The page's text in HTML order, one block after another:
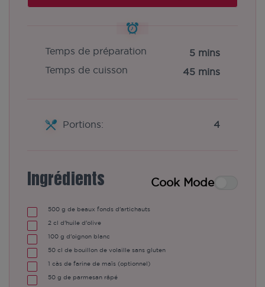
Temps de préparation
5 mins
Temps de cuisson
45 mins
Portions: 4
Ingrédients Cook Mode
500 g de beaux fonds d'artichauts
2 cl d'huile d'olive
100 g d'oignon blanc
50 cl de bouillon de volaille sans gluten
1 càs de farine de maïs (optionnel)
50 g de parmesan râpé